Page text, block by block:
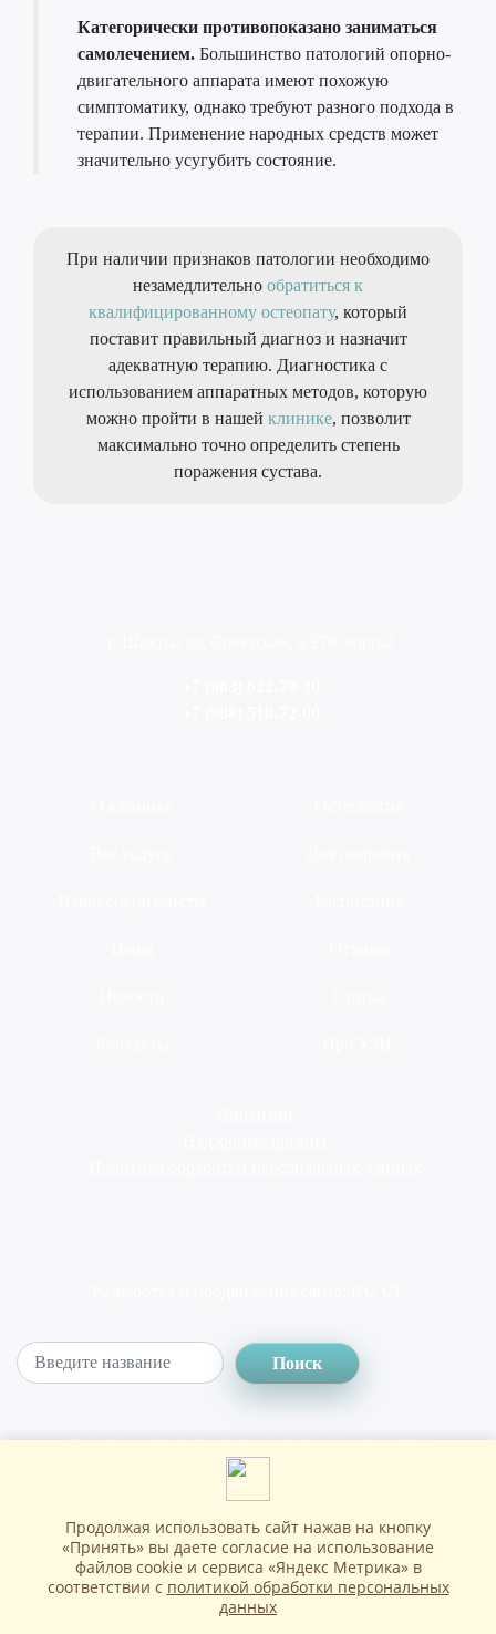
Категорически противопоказано заниматься
самолечением. Большинство патологий опорно-
двигательного аппарата имеют похожую
симптоматику, однако требуют разного подхода в
терапии. Применение народных средств может
значительно усугубить состояние.
При наличии признаков патологии необходимо
незамедлительно обратиться к
квалифицированному остеопату, который
поставит правильный диагноз и назначит
адекватную терапию. Диагностика с
использованием аппаратных методов, которую
можно пройти в нашей клинике, позволит
максимально точно определить степень
поражения сустава.
Поиск
КОНСУЛЬТАЦИЯ СПЕЦИАЛИСТА
Copyright © Клиника восстановительной медицины, 2026
Продолжая использовать сайт нажав на кнопку
«Принять» вы даете согласие на использование
файлов cookie и сервиса «Яндекс Метрика» в
соответствии с политикой обработки персональных
данных